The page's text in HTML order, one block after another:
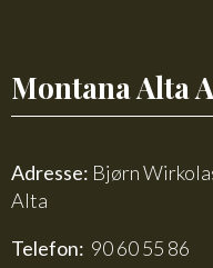
Montana Alta
Adresse: Bjørn
Alta
Telefon: 90 60 55 86